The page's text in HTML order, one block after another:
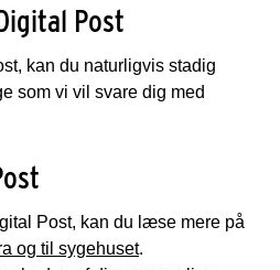
Post
kan du naturligvis stadig
som vi vil svare dig med
Post, kan du læse mere på
og til sygehuset.